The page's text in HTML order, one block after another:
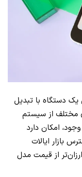
دستگاه با تبدیل
مختلف از سیستم
امکان دارد
دلار در دسترس بازار ایالات
از قیمت مدل